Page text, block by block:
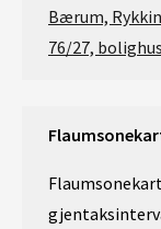
Bærum,
76/27,